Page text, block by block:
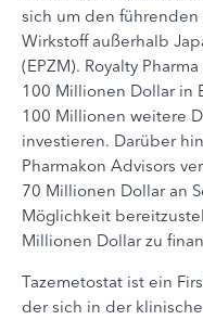
sich um den
Wirkstoff außerhalb
(EPZM). Royalty
100 Millionen Dollar in
100 Millionen weitere
investieren. Darüber
Pharmakon Advisors
70 Millionen Dollar an
Möglichkeit
Millionen Dollar zu
Tazemetostat ist ein
der sich in der